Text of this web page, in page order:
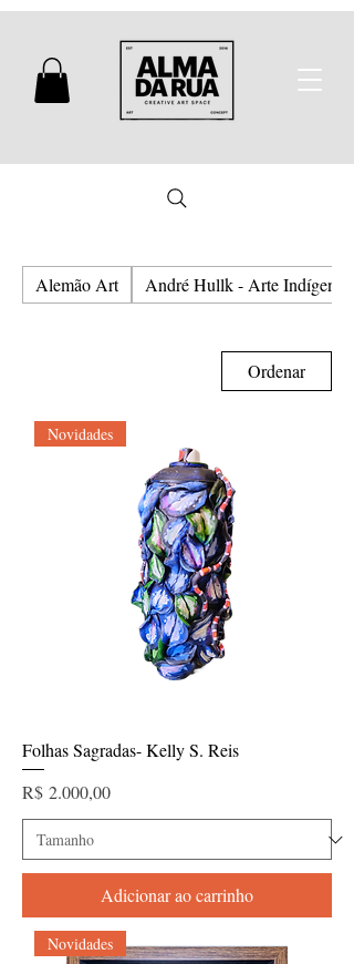
Alemão Art André Hullk - Arte Indígena e
Ordenar
Novidades
Folhas Sagradas- Kelly S. Reis
Preço
R$ 2.000,00
Adicionar ao carrinho
Novidades